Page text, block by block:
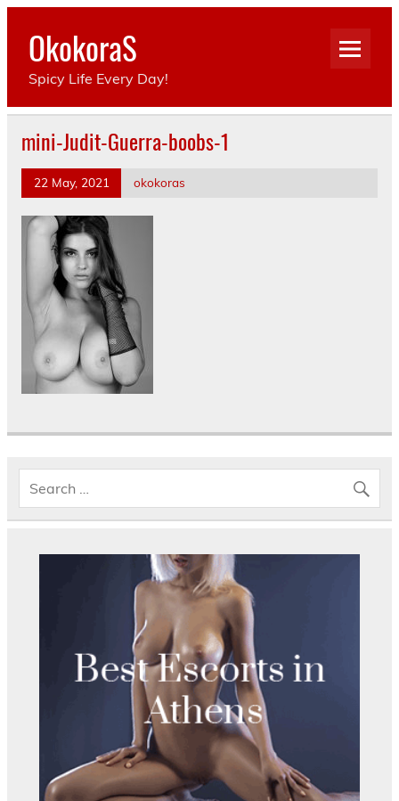
Skip
contentOkokoraS
Spicy Life Every Day!
mini-Judit-Guerra-boobs-1
22 May, 2021 okokoras